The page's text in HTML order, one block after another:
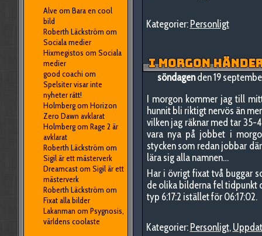
Alve om Bara en cool
bild
Roberth Läckström om
Sociala medier
Hixmegistos om Sociala
medier
good coachi om
Spelsiter visar inte
nyheter rätt!
Holmbergom Horizon
Zero Dawn avklarat
Holmbergom Rage 2 är
avklarat
Roberth Läckström om
Sigil är ett mästerverk
Dreamcastom Sigil är ett
mästerverk
Roberth Läckström om
Fixat alla bilder
Lakanman om Psygnosis,
världens coolaste
Kategorier:Personligt
I MORGON
söndagenden 19
I morgon kommer jag till
hunnit bli riktigt nervös än
vilken jag räknar med tar 35-
vara nya på jobbet i
stycken som redan jobbar
lära sig alla namnen…
Har i övrigt fixat två buggar
de olika bilderna fel tidpunkt
typ 6:17:2 istället för 06:17:02.
Kategorier:Personligt,